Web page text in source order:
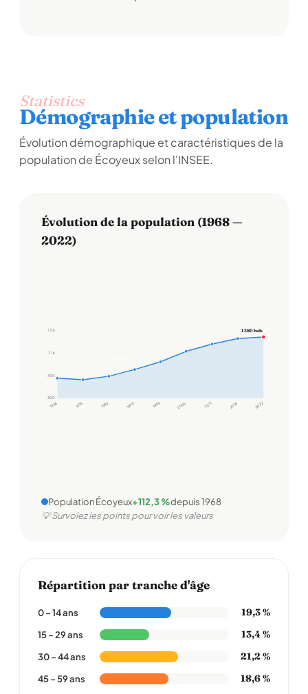
Statistics
Démographie et population
Évolution démographique et caractéristiques de la
population de Écoyeux selon l'INSEE.
Évolution de la population (1968 —
2022)
300
700
1,1 k
1,5 k
1968 1975 1982 1990 1999 2006 2011 2016 2022
1 380 hab.
Population Écoyeux+112,3 %depuis 1968
💡 Survolez les points pour voir les valeurs
Répartition par tranche d'âge
0 – 14 ans 19,3 %
15 – 29 ans 13,4 %
30 – 44 ans 21,2 %
45 – 59 ans 18,6 %